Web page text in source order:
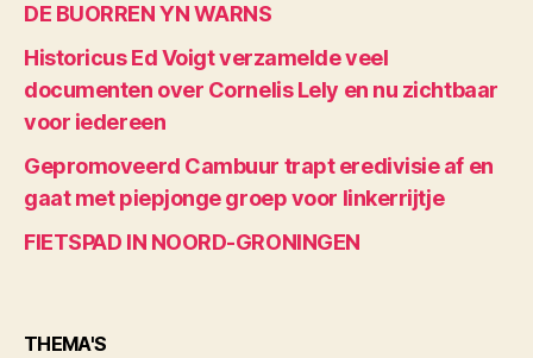
DE BUORREN YN WARNS
Historicus Ed Voigt verzamelde veel
documenten over Cornelis Lely en nu zichtbaar
voor iedereen
Gepromoveerd Cambuur trapt eredivisie af en
gaat met piepjonge groep voor linkerrijtje
FIETSPAD IN NOORD-GRONINGEN
THEMA'S